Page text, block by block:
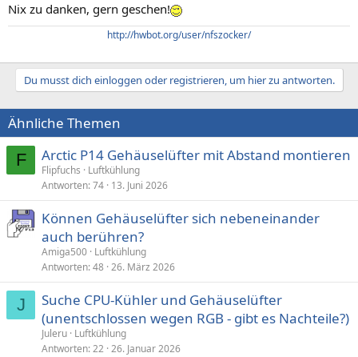
Nix zu danken, gern geschen!
http://hwbot.org/user/nfszocker/
Du musst dich einloggen oder registrieren, um hier zu antworten.
Ähnliche Themen
F Arctic P14 Gehäuselüfter mit Abstand montieren
Flipfuchs
Luftkühlung
Antworten 74 13. Juni 2026
Können Gehäuselüfter sich nebeneinander
auch berühren?
Amiga500 Luftkühlung
Antworten 48 26. März 2026
J
Suche CPU-Kühler und Gehäuselüfter
(unentschlossen wegen RGB - gibt es Nachteile?)
Juleru Luftkühlung
Antworten 22 26. Januar 2026